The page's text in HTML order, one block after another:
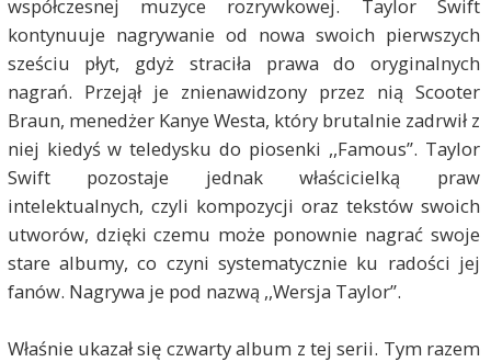
współczesnej muzyce rozrywkowej. Taylor Swift
kontynuuje nagrywanie od nowa swoich pierwszych
sześciu płyt, gdyż straciła prawa do oryginalnych
nagrań. Przejął je znienawidzony przez nią Scooter
Braun, menedżer Kanye Westa, który brutalnie zadrwił z
niej kiedyś w teledysku do piosenki ,,Famous”. Taylor
Swift pozostaje jednak właścicielką praw
intelektualnych, czyli kompozycji oraz tekstów swoich
utworów, dzięki czemu może ponownie nagrać swoje
stare albumy, co czyni systematycznie ku radości jej
fanów. Nagrywa je pod nazwą ,,Wersja Taylor”.
Właśnie ukazał się czwarty album z tej serii. Tym razem